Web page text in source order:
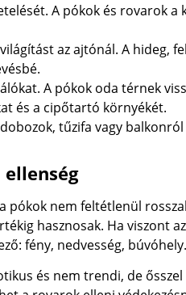
A pókok és rovarok
az ajtónál. A hideg,
A pókok oda térnek
és a cipőtartó környékét.
tűzifa vagy
pókok nem feltétlenül
hasznosak. Ha viszont
fény, nedvesség, búvóhely.
és nem trendi, de